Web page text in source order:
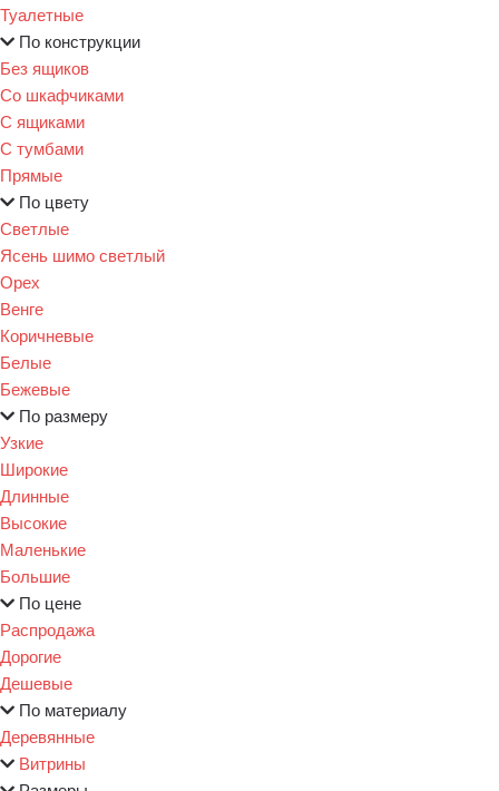
Туалетные
По конструкции
Без ящиков
Со шкафчиками
С ящиками
С тумбами
Прямые
По цвету
Светлые
Ясень шимо светлый
Орех
Венге
Коричневые
Белые
Бежевые
По размеру
Узкие
Широкие
Длинные
Высокие
Маленькие
Большие
По цене
Распродажа
Дорогие
Дешевые
По материалу
Деревянные
Витрины